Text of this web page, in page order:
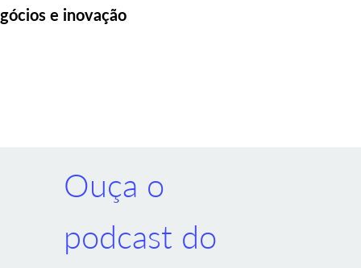
e inovação
Ouça o
podcast do